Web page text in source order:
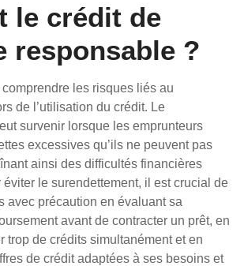
le crédit de
responsable ?
comprendre les risques liés au
de l’utilisation du crédit. Le
survenir lorsque les emprunteurs
excessives qu’ils ne peuvent pas
ainsi des difficultés financières
éviter le surendettement, il est crucial de
avec précaution en évaluant sa
avant de contracter un prêt, en
trop de crédits simultanément et en
de crédit adaptées à ses besoins et